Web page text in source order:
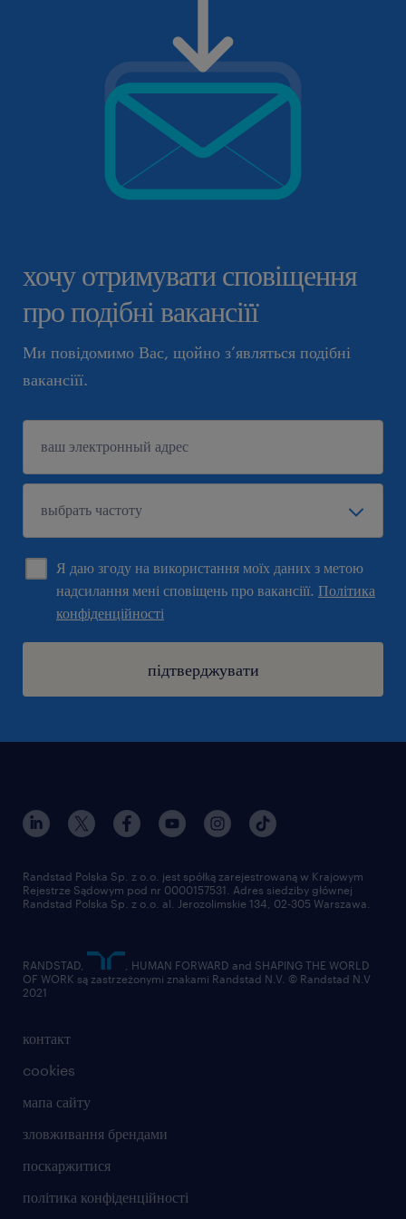
хочу отримувати сповіщення
про подібні вакансіїї
Ми повідомимо Вас, щойно з’являться подібні
вакансіїї.
Я даю згоду на використання моїх даних з метою
надсилання мені сповіщень про вакансіїї. Політика
конфіденційності
підтверджувати
контакт
cookies
мапа сайту
зловживання брендами
поскаржитися
політика конфіденційності
Randstad Polska Sp. z o.o. jest spółką zarejestrowaną w Krajowym
Rejestrze Sądowym pod nr 0000157531. Adres siedziby głównej
Randstad Polska Sp. z o.o. al. Jerozolimskie 134, 02-305 Warszawa.
RANDSTAD,
, HUMAN FORWARD and SHAPING THE WORLD
OF WORK są zastrzeżonymi znakami Randstad N.V. © Randstad N.V
2021